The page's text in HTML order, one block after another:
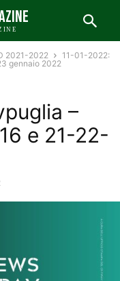
2021-2022
11-01-2022:
gennaio 2022
–
e 21-22-